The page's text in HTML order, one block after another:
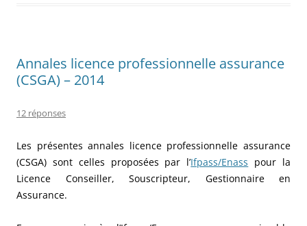
Annales licence professionnelle assurance
(CSGA) – 2014
12 réponses
Les présentes annales licence professionnelle assurance
(CSGA) sont celles proposées par l’Ifpass/Enass pour la
Licence Conseiller, Souscripteur, Gestionnaire en
Assurance.